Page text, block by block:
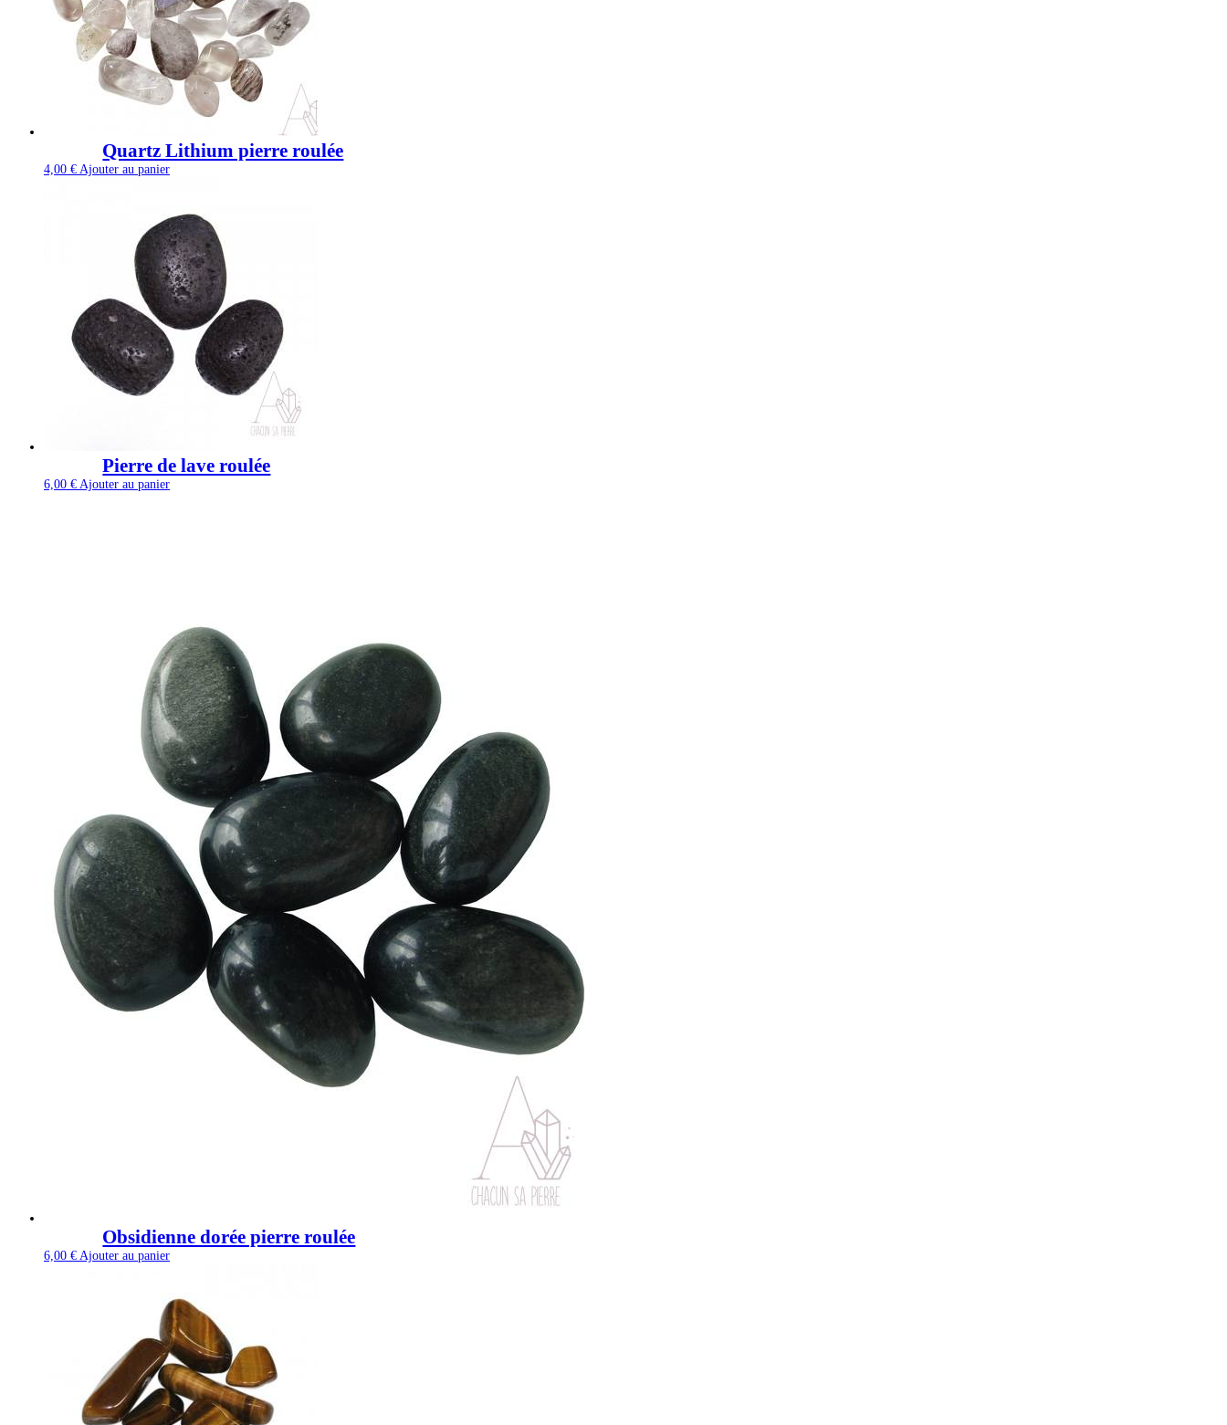
Quartz Lithium pierre roulée
4,00 € Ajouter au panier
Pierre de lave roulée
6,00 € Ajouter au panier
Obsidienne dorée pierre roulée
6,00 € Ajouter au panier